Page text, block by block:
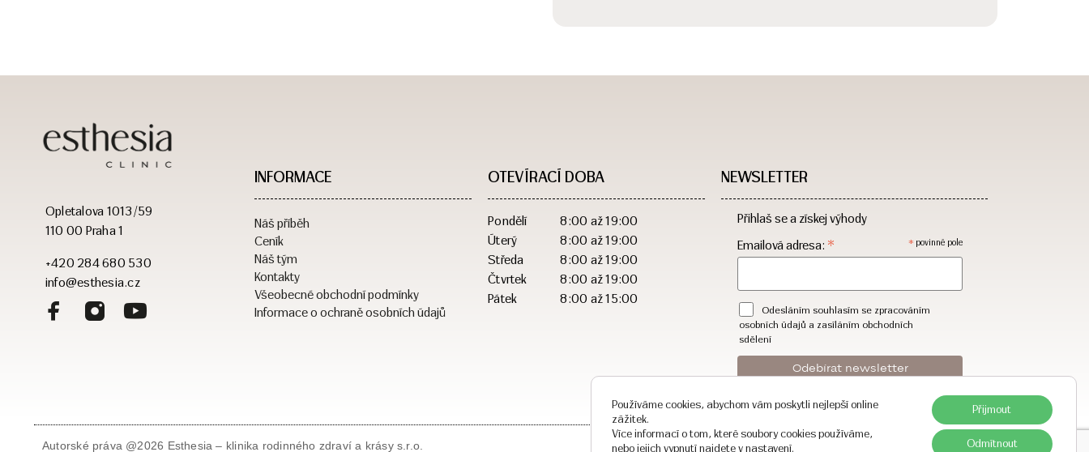
Opletalova 1013/59
110 00 Praha 1
+420 284 680 530
info@esthesia.cz
INFORMACE
Náš příběh
Ceník
Náš tým
Kontakty
Všeobecné obchodní podmínky
Informace o ochraně osobních údajů
OTEVÍRACÍ DOBA​
Pondělí
Úterý
Středa
Čtvrtek
Pátek
8:00 až 19:00
8:00 až 19:00
8:00 až 19:00
8:00 až 19:00
8:00 až 15:00
NEWSLETTER
Přihlaš se a získej výhody
* povinné pole
Emailová adresa: *
Odesláním souhlasím se zpracováním
osobních údajů a zasíláním obchodních
sdělení
Autorské práva @2026 Esthesia – klinika rodinného zdraví a krásy s.r.o. Akceptujeme platební karty
Používáme cookies, abychom vám poskytli nejlepší online
zážitek.
Více informací o tom, které soubory cookies používáme,
nebo jejich vypnutí najdete vnastavení.
Přijmout
Odmítnout